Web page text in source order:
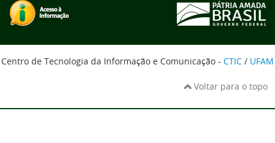
Centro de Tecnologia da Informação e Comunicação - CTIC / UFAM
Voltar para o topo